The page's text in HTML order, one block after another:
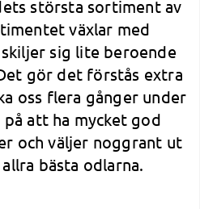
största sortiment av
växlar med
sig lite beroende
gör det förstås extra
oss flera gånger under
att ha mycket god
och väljer noggrant ut
bästa odlarna.